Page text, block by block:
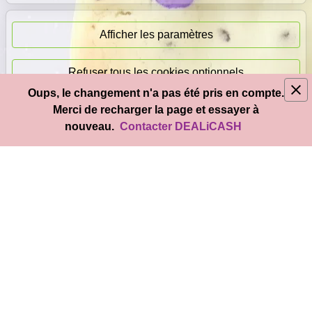
Afficher les paramètres
Refuser tous les cookies optionnels
Accepter tous les cookies
Paiement
immédiat
© 2026 DEALiCASH- Tous droits réservés
Oups, le changement n'a pas été pris en compte.
Merci de recharger la page et essayer à
nouveau. Contacter DEALiCASH